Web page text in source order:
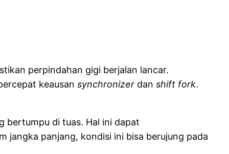
perpindahan gigi berjalan lancar.
keausan synchronizer dan shift fork.
bertumpu di tuas. Hal ini dapat
jangka panjang, kondisi ini bisa berujung pada